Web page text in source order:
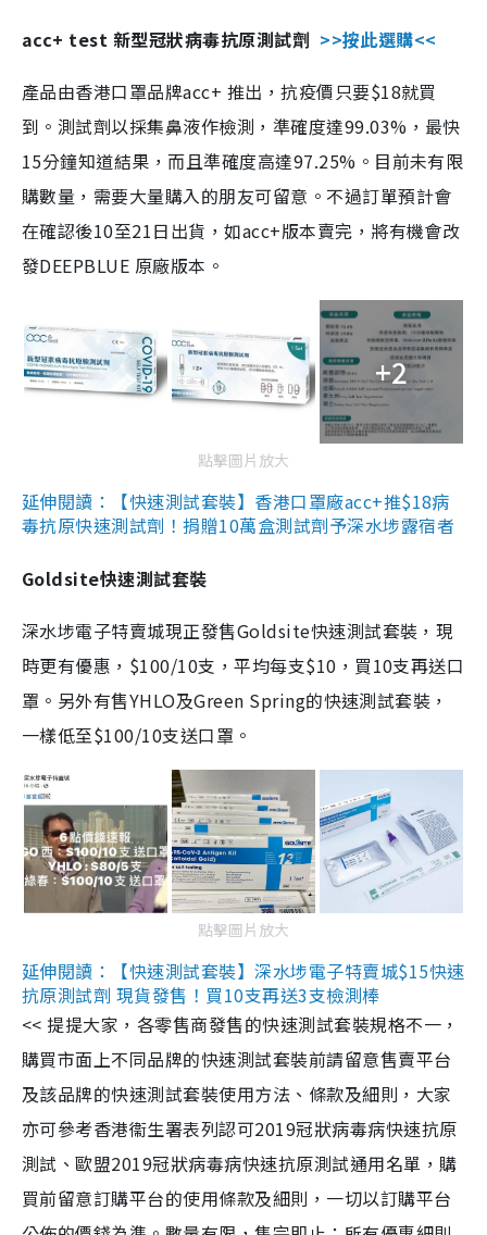
acc+ test 新型冠狀病毒抗原測試劑 >>按此選購<<
產品由香港口罩品牌acc+ 推出，抗疫價只要$18就買
到。測試劑以採集鼻液作檢測，準確度達99.03%，最快
15分鐘知道結果，而且準確度高達97.25%。目前未有限
購數量，需要大量購入的朋友可留意。不過訂單預計會
在確認後10至21日出貨，如acc+版本賣完，將有機會改
發DEEPBLUE 原廠版本。
+2
點擊圖片放大
延伸閱讀：【快速測試套裝】香港口罩廠acc+推$18病
毒抗原快速測試劑！捐贈10萬盒測試劑予深水埗露宿者
Goldsite快速測試套裝
深水埗電子特賣城現正發售Goldsite快速測試套裝，現
時更有優惠，$100/10支，平均每支$10，買10支再送口
罩。另外有售YHLO及Green Spring的快速測試套裝，
一樣低至$100/10支送口罩。
點擊圖片放大
延伸閱讀：【快速測試套裝】深水埗電子特賣城$15快速
抗原測試劑 現貨發售！買10支再送3支檢測棒
<< 提提大家，各零售商發售的快速測試套裝規格不一，
購買市面上不同品牌的快速測試套裝前請留意售賣平台
及該品牌的快速測試套裝使用方法、條款及細則，大家
亦可參考香港衞生署表列認可2019冠狀病毒病快速抗原
測試、歐盟2019冠狀病毒病快速抗原測試通用名單，購
買前留意訂購平台的使用條款及細則，一切以訂購平台